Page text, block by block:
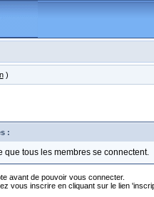
)
:
que tous les membres se connectent.
avant de pouvoir vous connecter.
vous inscrire en cliquant sur le lien